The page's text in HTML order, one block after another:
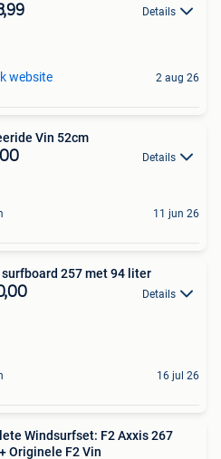
Details
website 2 aug 26
Vin 52cm
Details
11 jun 26
surfboard 257 met 94 liter
Details
16 jul 26
Windsurfset: F2 Axxis 267
Originele F2 Vin